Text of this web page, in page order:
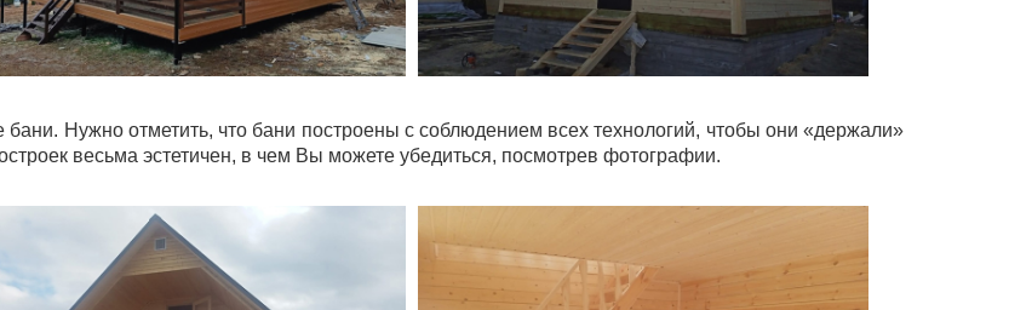
Нужно отметить, что бани построены с соблюдением всех технологий, чтобы они «держали»
весьма эстетичен, в чем Вы можете убедиться, посмотрев фотографии.